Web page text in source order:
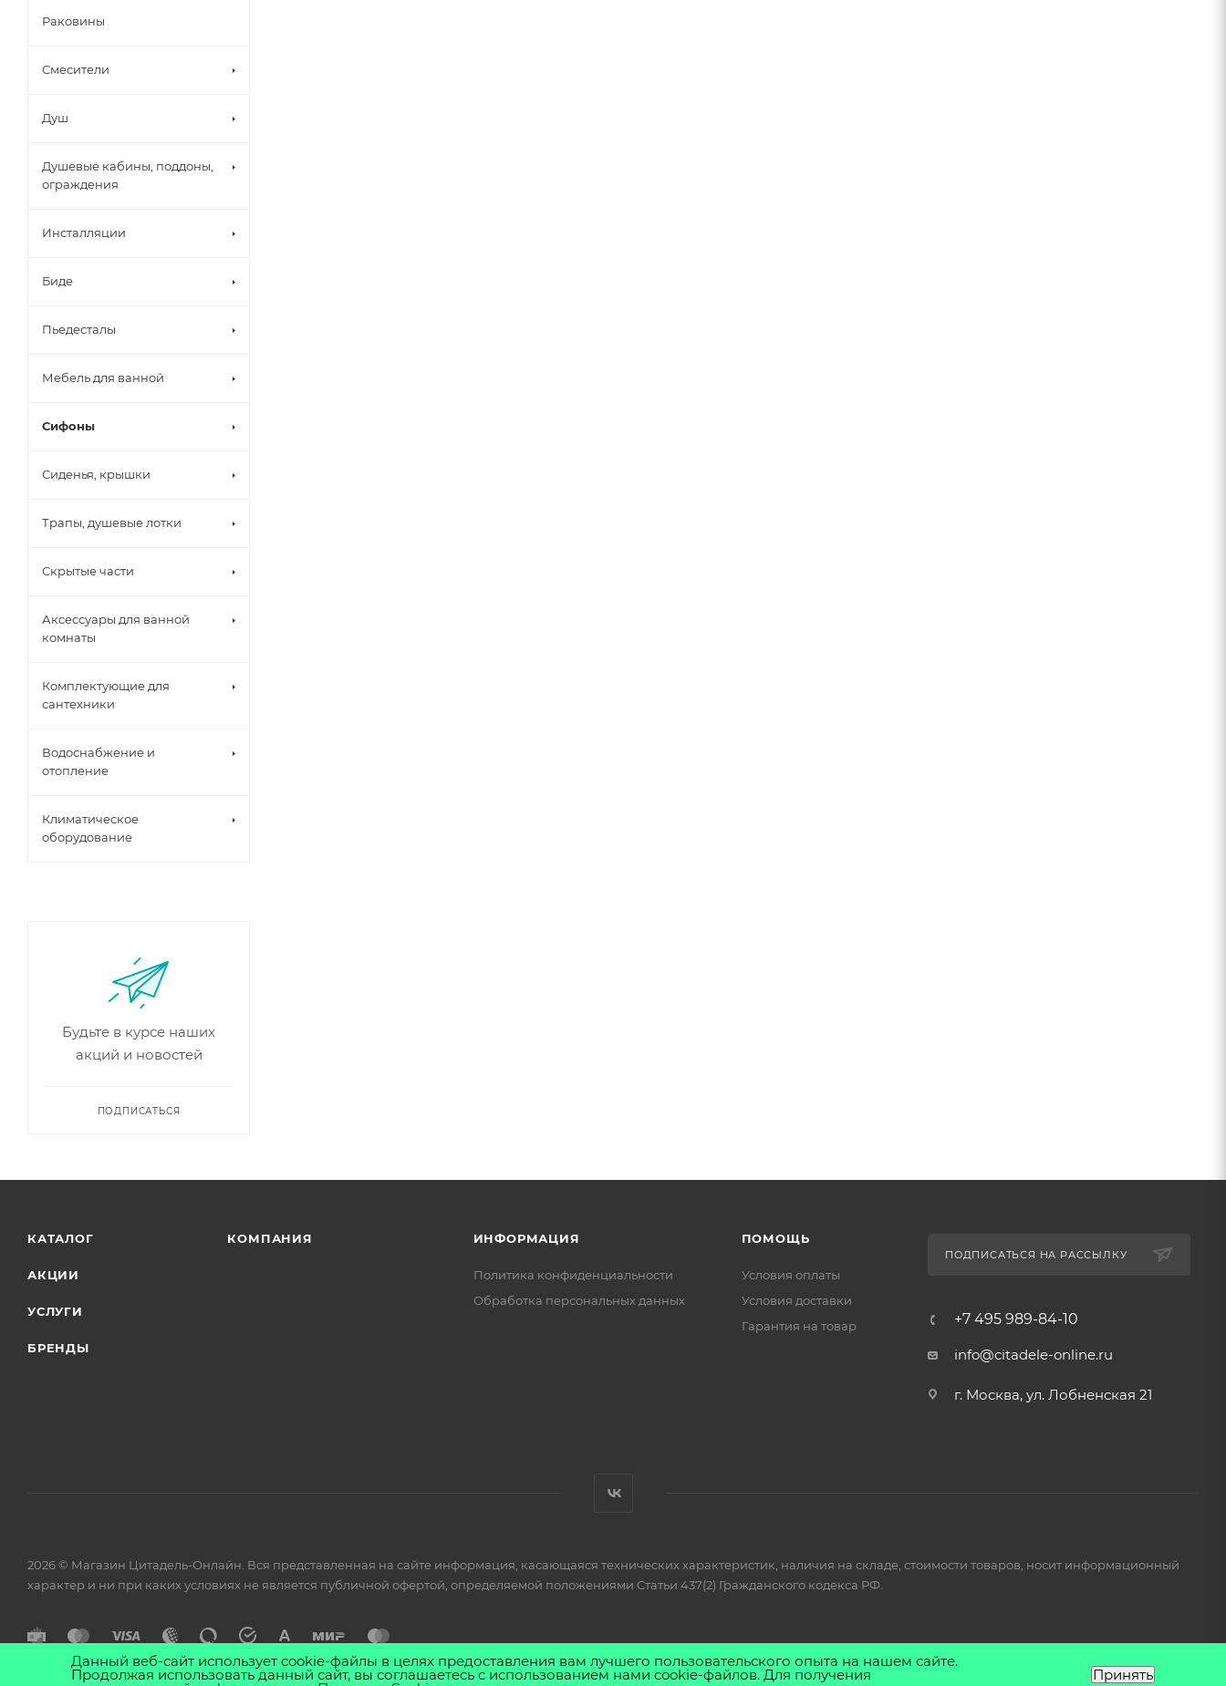
Раковины
Смесители
Душ
Душевые кабины, поддоны,
ограждения
Инсталляции
Биде
Пьедесталы
Мебель для ванной
Сифоны
Сиденья, крышки
Трапы, душевые лотки
Скрытые части
Аксессуары для ванной
комнаты
Комплектующие для
сантехники
Водоснабжение и
отопление
Климатическое
оборудование
Будьте в курсе наших
акций и новостей
ПОДПИСАТЬСЯ
КАТАЛОГ
АКЦИИ
УСЛУГИ
БРЕНДЫ
КОМПАНИЯ ИНФОРМАЦИЯ
Политика конфиденциальности
Обработка персональных данных
ПОМОЩЬ
Условия оплаты
Условия доставки
Гарантия на товар
ПОДПИСАТЬСЯ НА РАССЫЛКУ
+7 495 989-84-10
info@citadele-online.ru
г. Москва, ул. Лобненская 21
2026 © Магазин Цитадель-Онлайн. Вся представленная на сайте информация, касающаяся технических характеристик, наличия на складе, стоимости товаров, носит информационный
характер и ни при каких условиях не является публичной офертой, определяемой положениями Статьи 437(2) Гражданского кодекса РФ.
Данный веб-сайт использует cookie-файлы в целях предоставления вам лучшего пользовательского опыта на нашем сайте.
Продолжая использовать данный сайт, вы соглашаетесь с использованием нами cookie-файлов. Для получения Принять